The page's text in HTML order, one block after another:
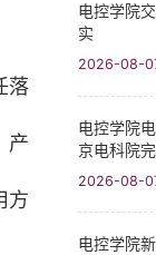
落
产
方
电控学院
实
2026-08-
电控学院
京电科院
2026-08-
电控学院